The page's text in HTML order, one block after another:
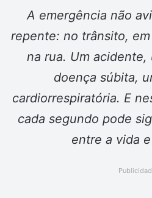
A emergência não
repente: no trânsito,
na rua. Um acidente,
doença súbita,
cardiorrespiratória. E
cada segundo pode
entre a vida